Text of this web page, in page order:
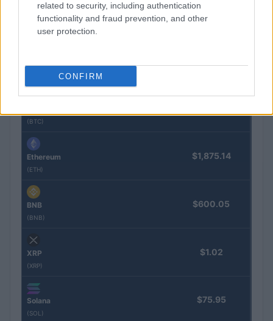
related to security, including authentication
functionality and fraud prevention, and other
user protection.
CONFIRM
Nombre
(BTC)
Ethereum
(ETH)
$1,875.14
BNB
(BNB)
$600.05
XRP
(XRP)
$1.02
Solana
(SOL)
$75.95